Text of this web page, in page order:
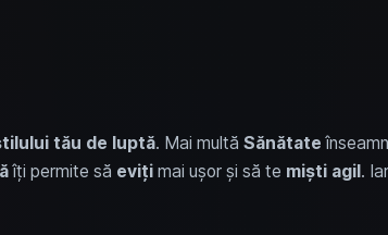
tău de luptă. Mai multă Sănătate
îți permite să evițimai ușor și să te miști agil. Iar